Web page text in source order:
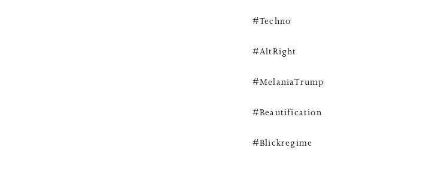
#Techno
#AltRight
#MelaniaTrump
#Beautification
#Blickregime